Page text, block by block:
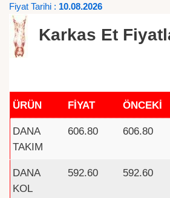
Fiyat Tarihi : 10.08.2026
Karkas Et
ÜRÜN
FİYAT ÖNCEKİ
DANA
TAKIM
606.80 606.80
DANA
KOL
592.60 592.60